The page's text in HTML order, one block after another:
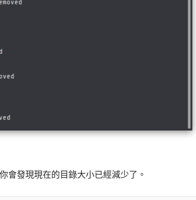
發現現在的目錄大小已經減少了。